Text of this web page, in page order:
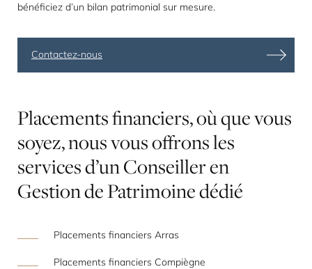
bénéficiez d’un bilan patrimonial sur mesure.
Contactez-nous
Placementsfinanciers,oùquevous
soyez,nousvousoffronsles
servicesd’unConseilleren
GestiondePatrimoinedédié
Placements financiers Arras
Placements financiers Compiègne